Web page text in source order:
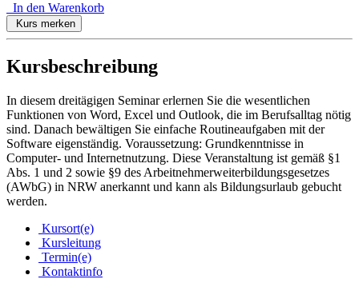
In den Warenkorb
Kurs merken
Kursbeschreibung
In diesem dreitägigen Seminar erlernen Sie die wesentlichen
Funktionen von Word, Excel und Outlook, die im Berufsalltag nötig
sind. Danach bewältigen Sie einfache Routineaufgaben mit der
Software eigenständig. Voraussetzung: Grundkenntnisse in
Computer- und Internetnutzung. Diese Veranstaltung ist gemäß §1
Abs. 1 und 2 sowie §9 des Arbeitnehmerweiterbildungsgesetzes
(AWbG) in NRW anerkannt und kann als Bildungsurlaub gebucht
werden.
Kursort(e)
Kursleitung
Termin(e)
Kontaktinfo